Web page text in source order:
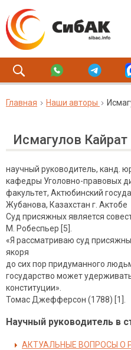
Главная Наши авторы
Исмагулов
научный руководитель, канд.
кафедры Уголовно-правовых
факультет, Актюбинский
Жубанова, Казахстан г. Актобе
Суд присяжных является
М. Робеспьер [5].
«Я рассматриваю суд
якоря
до сих пор придуманного
государство может
конституции».
Томас Джефферсон (1788) [1].
Научный руководитель в
АКТУАЛЬНЫЕ ВОПРОСЫ О